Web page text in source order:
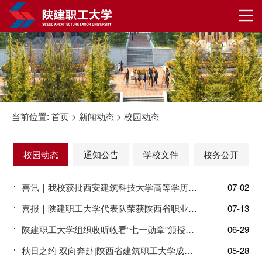
当前位置: 首页 > 新闻动态 > 校园动态
校园动态 通知公告 学校文件 校务公开
喜讯｜我校获批西安建筑科技大学高等学历继续教育校外教学点
07-02
喜报｜陕建职工大学代表队荣获陕西省职业院校技能大赛（高职组）“建筑信息建与应用“赛项三等奖
07-13
陕建职工大学组织收听收看“七一勋章”颁授仪式
06-29
秋日之约 双向奔赴|陕西省建筑职工大学成功举办2024届毕业生就业双选会
05-28